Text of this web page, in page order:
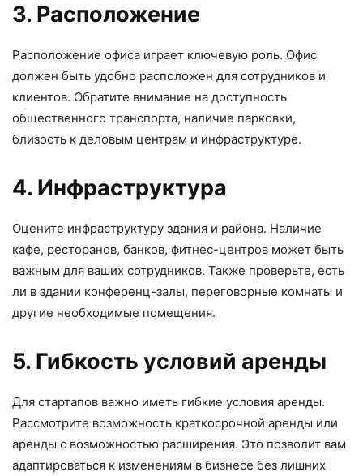
3. Расположение
Расположение офиса играет ключевую роль. Офис
должен быть удобно расположен для сотрудников и
клиентов. Обратите внимание на доступность
общественного транспорта, наличие парковки,
близость к деловым центрам и инфраструктуре.
4. Инфраструктура
Оцените инфраструктуру здания и района. Наличие
кафе, ресторанов, банков, фитнес-центров может быть
важным для ваших сотрудников. Также проверьте, есть
ли в здании конференц-залы, переговорные комнаты и
другие необходимые помещения.
5. Гибкость условий аренды
Для стартапов важно иметь гибкие условия аренды.
Рассмотрите возможность краткосрочной аренды или
аренды с возможностью расширения. Это позволит вам
адаптироваться к изменениям в бизнесе без лишних